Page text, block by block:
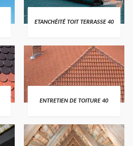
ETANCHÉITÉ TOIT TERRASSE 40
ENTRETIEN DE TOITURE 40